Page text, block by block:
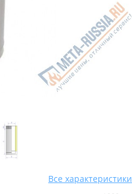
Все характеристики